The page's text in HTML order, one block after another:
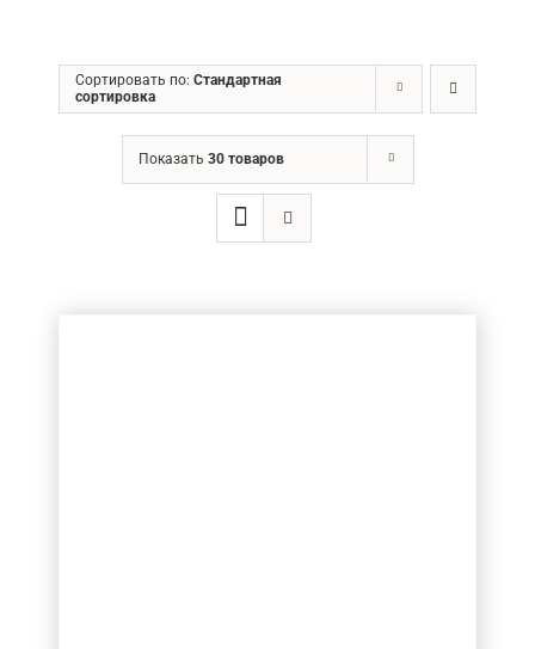
ГРН
Ценовой фильтр
Товар Діаметр хвостовика (в мм.)
Сортировать по:Стандартная
сортировка
Показать 30 товаров